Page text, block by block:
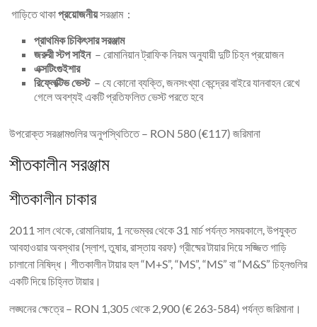
গাড়িতে থাকাপ্রয়োজনীয়সরঞ্জাম :
প্রাথমিক চিকিৎসার সরঞ্জাম
জরুরী স্টপ সাইন– রোমানিয়ান ট্রাফিক নিয়ম অনুযায়ী দুটি চিহ্ন প্রয়োজন
এক্সটিংগুইশার
রিফ্লেক্টিভ ভেস্ট– যে কোনো ব্যক্তি, জনসংখ্যা কেন্দ্রের বাইরে যানবাহন রেখে
গেলে অবশ্যই একটি প্রতিফলিত ভেস্ট পরতে হবে
উপরোক্ত সরঞ্জামগুলির অনুপস্থিতিতে – RON 580 (€117) জরিমানা
শীতকালীন সরঞ্জাম
শীতকালীন চাকার
2011 সাল থেকে, রোমানিয়ায়, 1 নভেম্বর থেকে 31 মার্চ পর্যন্ত সময়কালে, উপযুক্ত
আবহাওয়ার অবস্থার (স্লাশ, তুষার, রাস্তায় বরফ) গ্রীষ্মের টায়ার দিয়ে সজ্জিত গাড়ি
চালানো নিষিদ্ধ। শীতকালীন টায়ার হল “M+S”, “MS”, “MS” বা “M&S” চিহ্নগুলির
একটি দিয়ে চিহ্নিত টায়ার।
লঙ্ঘনের ক্ষেত্রে – RON 1,305 থেকে 2,900 (€ 263-584) পর্যন্ত জরিমানা।